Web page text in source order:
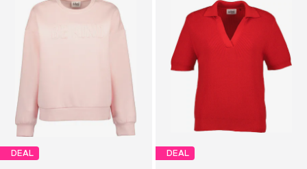
DEAL DEAL